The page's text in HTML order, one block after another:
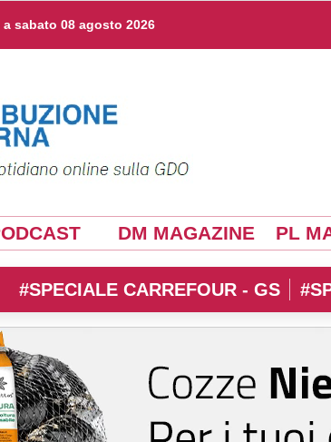
a sabato 08 agosto 2026
DM MAGAZINE PL
#SPECIALE CARREFOUR - GS